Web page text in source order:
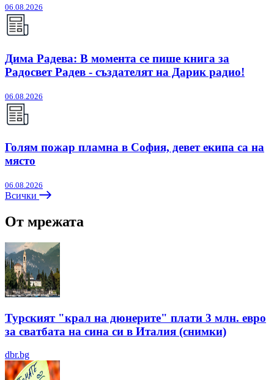
06.08.2026
Дима Радева: В момента се пише книга за
Радосвет Радев - създателят на Дарик радио!
06.08.2026
Голям пожар пламна в София, девет екипа са на
място
06.08.2026
Всички
От мрежата
Турският "крал на дюнерите" плати 3 млн. евро
за сватбата на сина си в Италия (снимки)
dbr.bg